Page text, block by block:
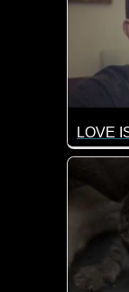
Liebe